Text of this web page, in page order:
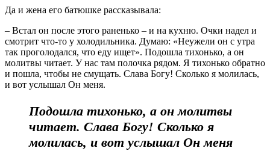
Да и жена его батюшке рассказывала:
– Встал он после этого раненько – и на кухню. Очки надел и
смотрит что-то у холодильника. Думаю: «Неужели он с утра
так проголодался, что еду ищет». Подошла тихонько, а он
молитвы читает. У нас там полочка рядом. Я тихонько обратно
и пошла, чтобы не смущать. Слава Богу! Сколько я молилась,
и вот услышал Он меня.
Подошла тихонько, а он молитвы
читает. Слава Богу! Сколько я
молилась, и вот услышал Он меня